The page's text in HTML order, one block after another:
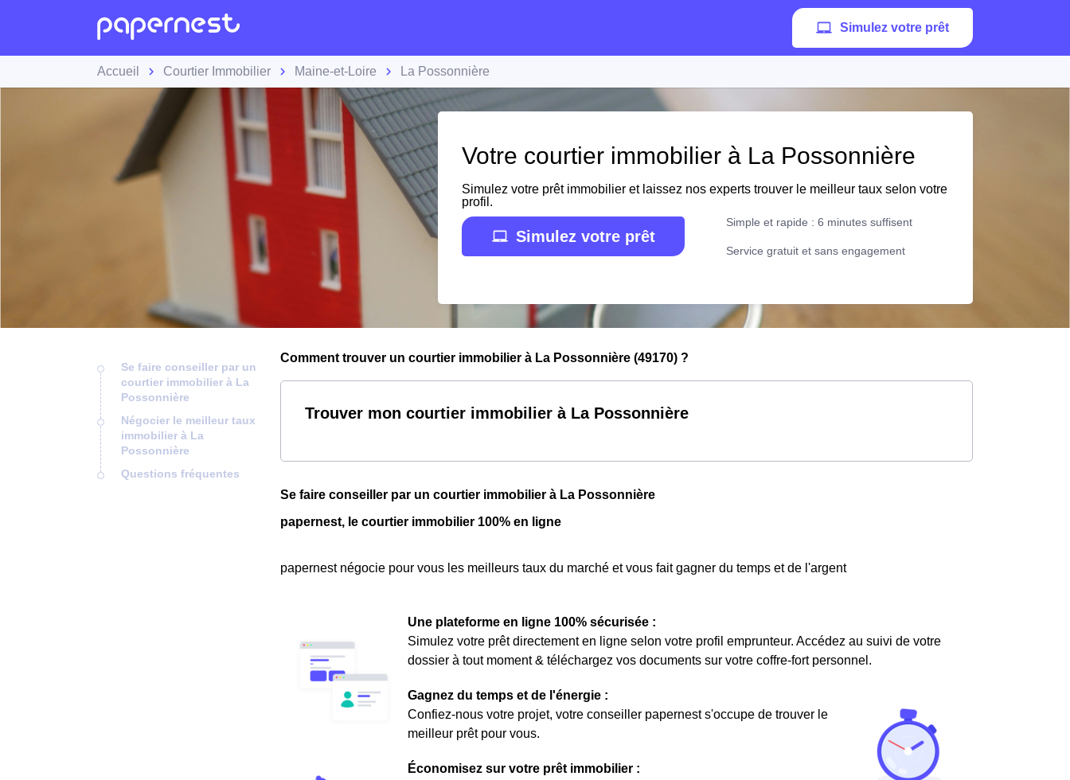
Simulez votre prêt
Accueil Courtier Immobilier Maine-et-Loire La Possonnière
Votre courtier immobilier à La Possonnière
Simulez votre prêt immobilier et laissez nos experts trouver le meilleur taux selon votre
profil.
Simulez votre prêt
Simple et rapide : 6 minutes suffisent
Service gratuit et sans engagement
Se faire conseiller par un
courtier immobilier à La
Possonnière
Négocier le meilleur taux
immobilier à La
Possonnière
Questions fréquentes
Comment trouver un courtier immobilier à La Possonnière (49170) ?
Trouver mon courtier immobilier à La Possonnière
Se faire conseiller par un courtier immobilier à La Possonnière
papernest, le courtier immobilier 100% en ligne
papernest négocie pour vous les meilleurs taux du marché et vous fait gagner du temps et de l'argent
Une plateforme en ligne 100% sécurisée :
Simulez votre prêt directement en ligne selon votre profil emprunteur. Accédez au suivi de votre
dossier à tout moment & téléchargez vos documents sur votre coffre-fort personnel.
Gagnez du temps et de l'énergie :
Confiez-nous votre projet, votre conseiller papernest s'occupe de trouver le
meilleur prêt pour vous.
Économisez sur votre prêt immobilier :